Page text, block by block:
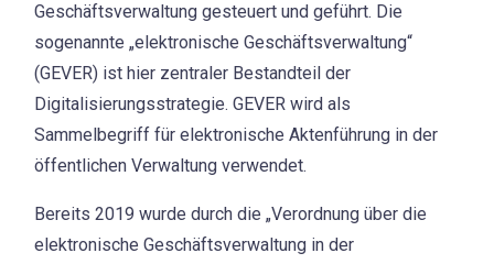
Geschäftsverwaltung gesteuert und geführt. Die
sogenannte „elektronische Geschäftsverwaltung“
(GEVER) ist hier zentraler Bestandteil der
Digitalisierungsstrategie. GEVER wird als
Sammelbegriff für elektronische Aktenführung in der
öffentlichen Verwaltung verwendet.
Bereits 2019 wurde durch die „Verordnung über die
elektronische Geschäftsverwaltung in der